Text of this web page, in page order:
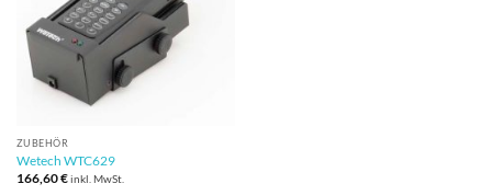
ZUBEHÖR
Wetech WTC629
166,60€inkl. MwSt.